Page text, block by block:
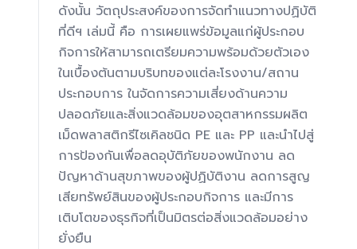
ดังนั้น วัตถุประสงค์ของการจัดทำแนวทางปฏิบัติ
ที่ดีฯ เล่มนี้ คือ การเผยแพร่ข้อมูลแก่ผู้ประกอบ
กิจการให้สามารถเตรียมความพร้อมด้วยตัวเอง
ในเบื้องต้นตามบริบทของแต่ละโรงงาน/สถาน
ประกอบการ ในจัดการความเสี่ยงด้านความ
ปลอดภัยและสิ่งแวดล้อมของอุตสาหกรรมผลิต
เม็ดพลาสติกรีไซเคิลชนิด PE และ PP และนำไปสู่
การป้องกันเพื่อลดอุบัติภัยของพนักงาน ลด
ปัญหาด้านสุขภาพของผู้ปฏิบัติงาน ลดการสูญ
เสียทรัพย์สินของผู้ประกอบกิจการ และมีการ
เติบโตของธุรกิจที่เป็นมิตรต่อสิ่งแวดล้อมอย่าง
ยั่งยืน